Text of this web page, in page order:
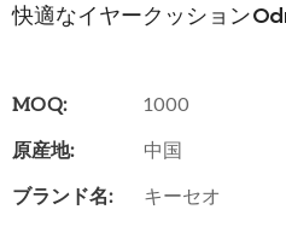
快適なイヤークッション
MOQ:
1000
原産地:
中国
ブランド名:
キーセオ